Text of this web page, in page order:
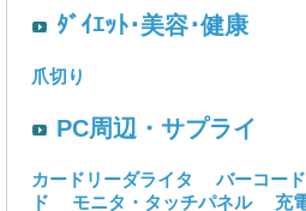
ﾀﾞｲｴｯﾄ･美容･健康
爪切り
PC周辺・サプライ
カードリーダライタ バーコー
ド
モニタ・タッチパネル 充